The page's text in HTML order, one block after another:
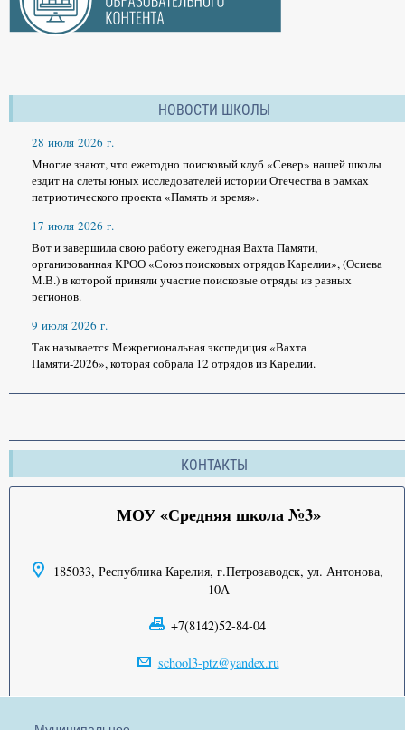
НОВОСТИ ШКОЛЫ
28 июля 2026 г.
Многие знают, что ежегодно поисковый клуб «Север» нашей школы
ездит на слеты юных исследователей истории Отечества в рамках
патриотического проекта «Память и время».
17 июля 2026 г.
Вот и завершила свою работу ежегодная Вахта Памяти,
организованная КРОО «Союз поисковых отрядов Карелии», (Осиева
М.В.) в которой приняли участие поисковые отряды из разных
регионов.
9 июля 2026 г.
Так называется Межрегиональная экспедиция «Вахта
Памяти-2026», которая собрала 12 отрядов из Карелии.
КОНТАКТЫ
МОУ «Средняя школа №3»
185033, Республика Карелия, г.Петрозаводск, ул. Антонова,
10А
+7(8142)52-84-04
school3-ptz@yandex.ru